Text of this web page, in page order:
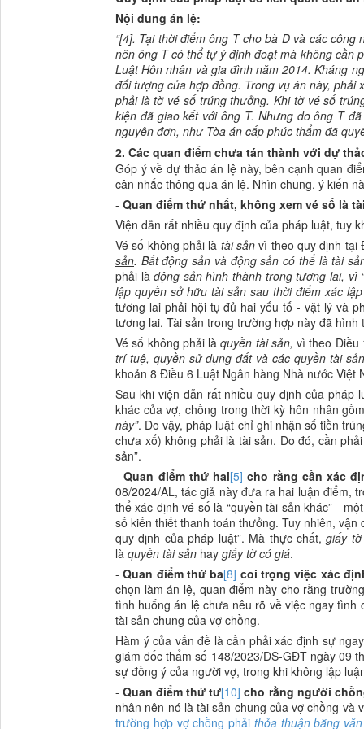
Nội dung án lệ:
“[4]. Tại thời điểm ông T cho bà D và các
nên ông T có thể tự ý định đoạt mà không cần
Luật Hôn nhân và gia đình năm 2014. Kháng
đối tượng của hợp đồng. Trong vụ án này,
phải là tờ vé số trúng thưởng. Khi tờ vé số
kiện đã giao kết với ông T. Nhưng do ông T
nguyên đơn, như Tòa án cấp phúc thẩm đã
2. Các quan điểm chưa tán thành với dự
Góp ý về dự thảo án lệ này, bên cạnh quan
cân nhắc thông qua án lệ. Nhìn chung, ý kiến
- Quan điểm thứ nhất, không xem vé số là
Viện dẫn rất nhiều quy định của pháp luật, tuy
Vé số không phải là tài sản vì theo quy định tại
sản. Bất động sản và động sản có thể là tài
phải làđộng sản hình thành trong tương lai, vì
lập quyền sở hữu tài sản sau thời điểm xác
tương lai phải hội tụ đủ hai yếu tố - vật lý và
tương lai. Tài sản trong trường hợp này đã
Vé số không phải làquyền tài sản,vì theo Điều
trí tuệ, quyền sử dụng đất và các quyền tài
khoản 8 Điều 6 Luật Ngân hàng Nhà nước Việt
Sau khi viện dẫn rất nhiều quy định của
khác của vợ, chồng trong thời kỳ hôn nhân
này”. Do vậy, pháp luật chỉ ghi nhận số tiền
chưa xổ) không phải là tài sản. Do đó, cần
sản”.
- Quan điểm thứ hai[5] cho rằng cần xác
08/2024/AL, tác giả này đưa ra hai luận điểm,
thể xác định vé số là “quyền tài sản khác” -
số kiến thiết thanh toán thưởng. Tuy nhiên,
quy định của pháp luật”. Mà thực chất,giấy
là quyền tài sản hay giấy tờ có giá.
- Quan điểm thứ ba[8] coi trọng việc xác
chọn làm án lệ, quan điểm này cho rằng
tình huống án lệ chưa nêu rõ về việc ngay
tài sản chung của vợ chồng.
Hàm ý của vấn đề là cần phải xác định sự
giám đốc thẩm số 148/2023/DS-GĐT ngày 09
sự đồng ý của người vợ, trong khi không lập
- Quan điểm thứ tư[10] cho rằng người
nhân nên nó là tài sản chung của vợ chồng
trường hợp vợ chồng phải thỏa thuận bằng